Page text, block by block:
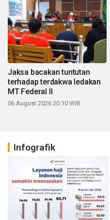
Jaksa bacakan tuntutan
terhadap terdakwa ledakan
MT Federal II
06 August 2026 20:10 WIB
Infografik